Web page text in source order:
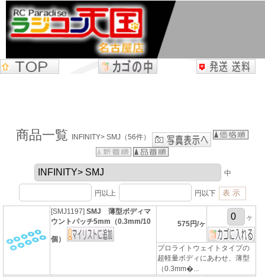
商品一覧 INFINITY> SMJ（56件）
中
円以上 円以下
[SMJ1197]SMJ 薄型ボディマ
ウントパッチ5mm（0.3mm/10
個）
575円/ヶ
ヶ
プロライトウェイトタイプの
超軽量ボディにあわせ、薄型
（0.3mm�...